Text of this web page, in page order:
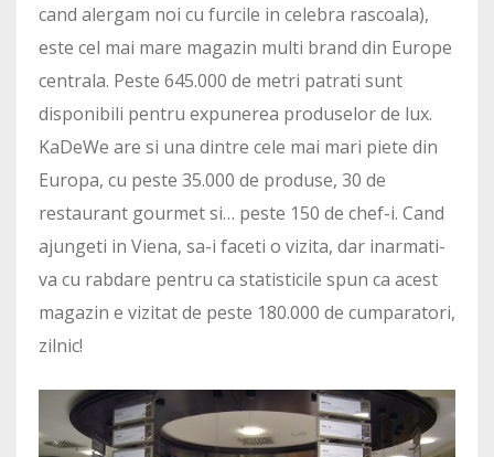
cand alergam noi cu furcile in celebra rascoala),
este cel mai mare magazin multi brand din Europe
centrala. Peste 645.000 de metri patrati sunt
disponibili pentru expunerea produselor de lux.
KaDeWe are si una dintre cele mai mari piete din
Europa, cu peste 35.000 de produse, 30 de
restaurant gourmet si… peste 150 de chef-i. Cand
ajungeti in Viena, sa-i faceti o vizita, dar inarmati-
va cu rabdare pentru ca statisticile spun ca acest
magazin e vizitat de peste 180.000 de cumparatori,
zilnic!